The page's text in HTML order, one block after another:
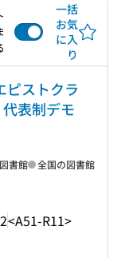
一括
お気
に入
り
ピストクラ
表制デモ
<A51-R11>
書館 全国の図書館